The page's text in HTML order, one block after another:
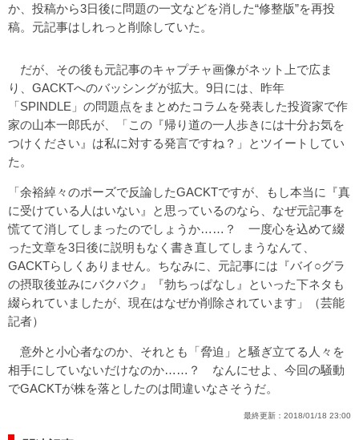
か、投稿から3日後に問題の一文などを消した“修整版”を再投
稿。元記事はしれっと削除していた。
だが、その後も元記事のキャプチャ画像がネット上で広ま
り、GACKTへのバッシングが拡大。9日には、昨年
「SPINDLE」の問題点をまとめたコラムを発表した投資家で作
家の山本一郎氏が、「この『帰り道の一人歩きには十分お気を
つけください』は私に対する発言ですね？」とツイートしてい
た。
「余裕綽々のポーズで反論したGACKTですが、もし本当に『真
に受けている人はいない』と思っているのなら、なぜ元記事を
慌てて消してしまったのでしょうか……？ 一度心を込めて綴
った文章を3日後に説明もなく書き直してしまうなんて、
GACKTらしくありません。ちなみに、元記事には『バイ○グラ
の摂取後並みにバクバク』『勃ちっぱなし』といった下ネタも
綴られていましたが、現在はなぜか削除されています」（芸能
記者）
意外と小心者なのか、それとも「脅迫」と騒ぎ立てる人々を
相手にしていないだけなのか……？ なんにせよ、今回の騒動
でGACKTが株を落としたのは間違いなさそうだ。
最終更新： 2018/01/18 23:00